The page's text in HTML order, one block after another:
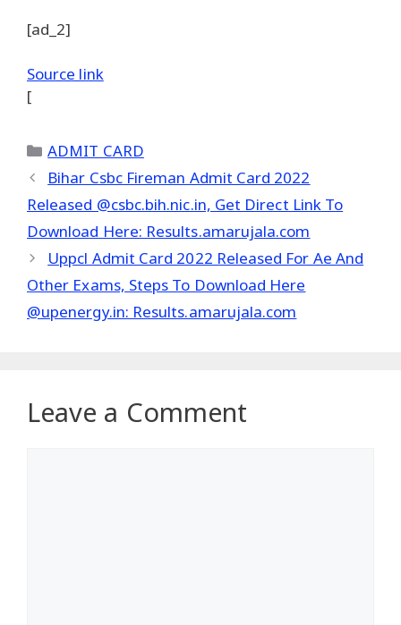
[ad_2]
Source link
[
Categories
ADMIT CARD
Bihar Csbc Fireman Admit Card 2022
Released @csbc.bih.nic.in, Get Direct Link To
Download Here: Results.amarujala.com
Uppcl Admit Card 2022 Released For Ae And
Other Exams, Steps To Download Here
@upenergy.in: Results.amarujala.com
Leave a Comment